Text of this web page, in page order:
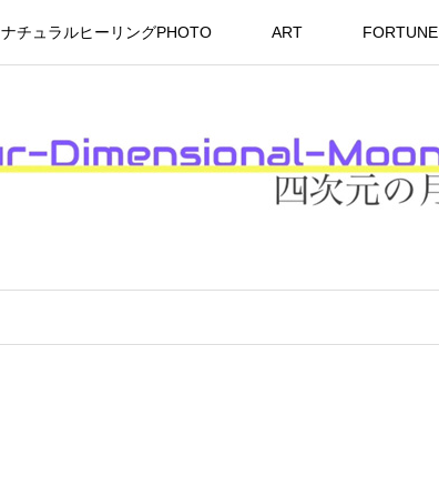
ナチュラルヒーリングPHOTO ART FORTUNE